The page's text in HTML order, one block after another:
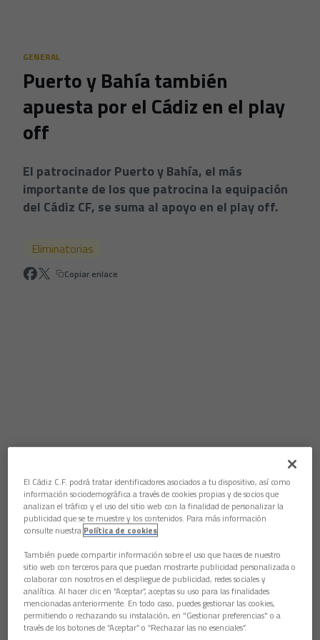
GENERAL
Puerto y Bahía también
apuesta por el Cádiz en el play
off
El patrocinador Puerto y Bahía, el más
importante de los que patrocina la equipación
del Cádiz CF, se suma al apoyo en el play off.
Eliminatorias
Copiar enlace
Aún no hay reacciones. ¡Sé el primero!
El patrocinador Puerto y Bahía, el más importante de los que
patrocina la equipación del Cádiz CF se suma al apoyo en el
play off.
El Cádiz CF, con su presidente a la cabeza, quiere agradecer al
presidente y consejero delegado de Puerto y Bahía, Rafael
Fernández el esfuerzo que una vez más ha realizado
atendiendo a las peticiones del club, demostrando un cariño
El Cádiz C.F. podrá tratar identificadores asociados a tu dispositivo, así como
información sociodemográfica a través de cookies propias y de socios que
analizan el tráfico y el uso del sitio web con la finalidad de personalizar la
publicidad que se te muestre y los contenidos. Para más información
consulte nuestra Política de cookies
También puede compartir información sobre el uso que haces de nuestro
sitio web con terceros para que puedan mostrarte publicidad personalizada o
colaborar con nosotros en el despliegue de publicidad, redes sociales y
analítica. Al hacer clic en “Aceptar”, aceptas su uso para las finalidades
mencionadas anteriormente. En todo caso, puedes gestionar las cookies,
permitiendo o rechazando su instalación, en "Gestionar preferencias" o a
través de los botones de “Aceptar” o “Rechazar las no esenciales”.